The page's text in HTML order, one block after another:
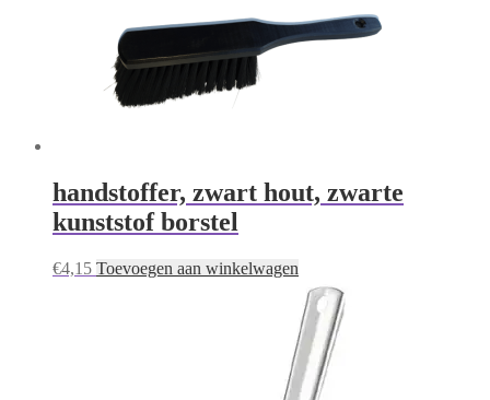
handstoffer, zwart hout, zwarte
kunststof borstel
€4,15 Toevoegen aan winkelwagen